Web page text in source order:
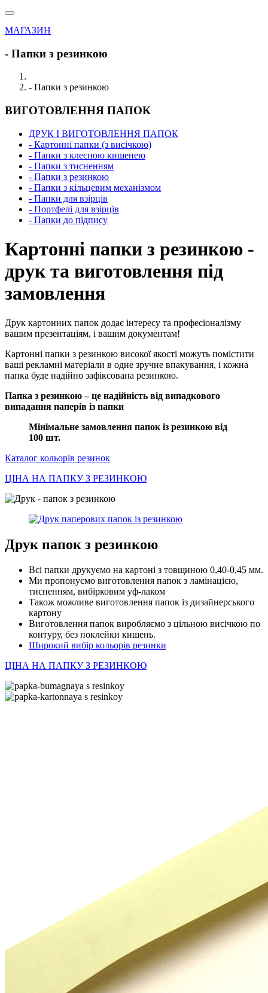
МАГАЗИН
- Папки з резинкою
- Папки з резинкою
ВИГОТОВЛЕННЯ ПАПОК
ДРУК І ВИГОТОВЛЕННЯ ПАПОК
- Картонні папки (з висічкою)
- Папки з клеєною кишенею
- Папки з тисненням
- Папки з резинкою
- Папки з кільцевим механізмом
- Папки для взірців
- Портфелі для взірців
- Папки до підпису
Картонні папки з резинкою -
друк та виготовлення під
замовлення
Друк картонних папок додає інтересу та професіоналізму
вашим презентаціям, і вашим документам!
Картонні папки з резинкою високої якості можуть помістити
ваші рекламні матеріали в одне зручне впакування, і кожна
папка буде надійно зафіксована резинкою.
Папка з резинкою – це надійність від випадкового
випадання паперів із папки
Мінімальне замовлення папок із резинкою від
100 шт.
Каталог кольорів резинок
ЦІНА НА ПАПКУ З РЕЗИНКОЮ
Друк папок з резинкою
Всі папки друкуємо на картоні з товщиною 0,40-0,45 мм.
Ми пропонуємо виготовлення папок з ламінацією,
тисненням, вибірковим уф-лаком
Також можливе виготовлення папок із дизайнерського
картону
Виготовлення папок виробляємо з цільною висічкою по
контуру, без поклейки кишень.
Широкий вибір кольорів резинки
ЦІНА НА ПАПКУ З РЕЗИНКОЮ